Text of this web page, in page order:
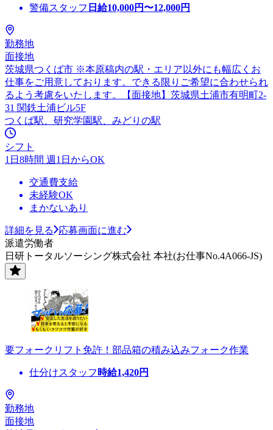
警備スタッフ 日給10,000円〜12,000円
勤務地
面接地
茨城県つくば市 ※本原稿内の駅・エリア以外にも幅広くお
仕事をご用意しております。できる限りご希望に合わせられ
るよう考慮をいたします。【面接地】茨城県土浦市有明町2-
31 関鉄土浦ビル5F
つくば駅、研究学園駅、みどりの駅
シフト
1日8時間 週1日からOK
交通費支給
未経験OK
まかないあり
詳細を見る
応募画面に進む
派遣労働者
日研トータルソーシング株式会社 本社(お仕事No.4A066-JS)
要フォークリフト免許！部品箱の積み込みフォーク作業
仕分けスタッフ 時給1,420円
勤務地
面接地